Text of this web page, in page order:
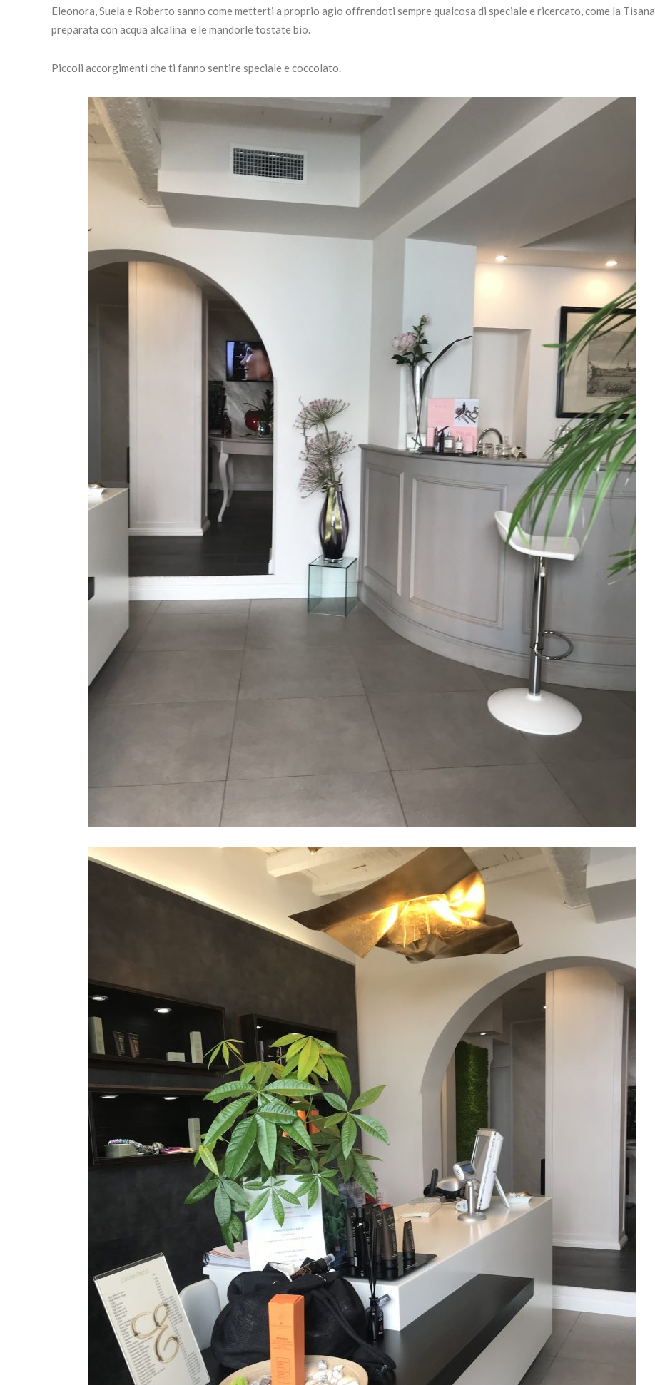
Eleonora, Suela e Roberto sanno come metterti a proprio agio offrendoti sempre qualcosa di speciale e ricercato, come la Tisana
preparata con acqua alcalina e le mandorle tostate bio.
Piccoli accorgimenti che ti fanno sentire speciale e coccolato.